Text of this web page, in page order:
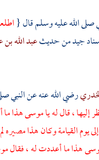
صلى الله عليه وسلم قال {
جيد من حديثعبد الله
رضي الله عنه عن النبي
إليها ، قال له ياموسىهذا
القيامة وكان هذا مصيره
هذا ما أعددت له ، فقال